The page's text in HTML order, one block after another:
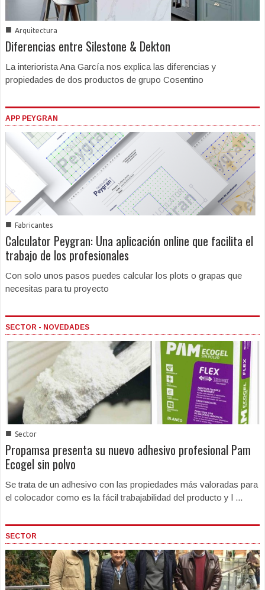
■ Arquitectura
Diferencias entre Silestone & Dekton
La interiorista Ana García nos explica las diferencias y
propiedades de dos productos de grupo Cosentino
APP PEYGRAN
■ Fabricantes
Calculator Peygran: Una aplicación online que facilita el
trabajo de los profesionales
Con solo unos pasos puedes calcular los plots o grapas que
necesitas para tu proyecto
SECTOR - NOVEDADES
■ Sector
Propamsa presenta su nuevo adhesivo profesional Pam
Ecogel sin polvo
Se trata de un adhesivo con las propiedades más valoradas para
el colocador como es la fácil trabajabilidad del producto y l ...
SECTOR